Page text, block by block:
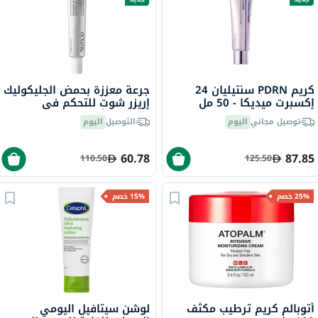
كريم PDRN سنتيليان 24
إكسبرت ميديكا - 50 مل
توصيل مجاني اليوم
87.85
125.50
جرعة معززة بحمض الجليكوليك
إريزر شوت للتحكم في
الشوائب أرينسيا - 30 مل
التوصيل اليوم
60.78
110.50
25% خصم
أتوبالم كريم ترطيب مكثف
15% خصم
لوشن سيتافيل اليومي